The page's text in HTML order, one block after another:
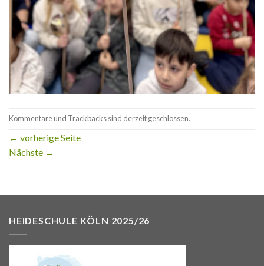
Kommentare und Trackbacks sind derzeit geschlossen.
← vorherige Seite
Nächste →
HEIDESCHULE KÖLN 2025/26